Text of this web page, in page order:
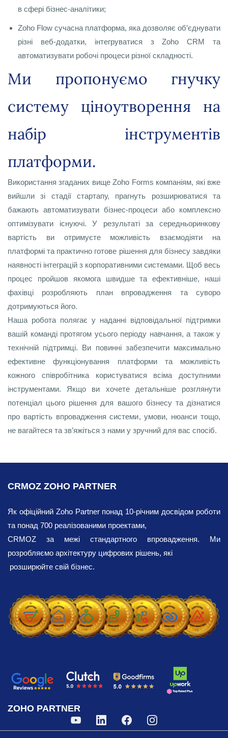
в сфері бізнес-аналітики;
Zoho Flow сучасна платформа, яка дозволяє об’єднувати
різні веб-додатки, інтегруватися з Zoho CRM та
автоматизувати робочі процеси різної складності.
Ми пропонуємо гнучку
систему ціноутворення на
набір інструментів
платформи.
Використання згаданих вище Zoho Forms компаніям, які вже
вийшли зі стадії стартапу, прагнуть розширюватися та
бажають автоматизувати бізнес-процеси або комплексно
оптимізувати існуючі. У результаті за середньоринкову
вартість ви отримуєте можливість взаємодіяти на
платформі та практично готове рішення для бізнесу завдяки
наявності інтеграцій з корпоративними системами. Щоб весь
процес пройшов якомога швидше та ефективніше, наші
фахівці розробляють план впровадження та суворо
дотримуються його.
Наша робота полягає у наданні відповідальної підтримки
вашій команді протягом усього періоду навчання, а також у
технічній підтримці. Ви повинні забезпечити максимально
ефективне функціонування платформи та можливість
кожного співробітника користуватися всіма доступними
інструментами. Якщо ви хочете детальніше розглянути
потенціал цього рішення для вашого бізнесу та дізнатися
про вартість впровадження системи, умови, нюанси тощо,
не вагайтеся та зв’яжіться з нами у зручний для вас спосіб.
CRMOZ ZOHO PARTNER
Як офіційний Zoho Partner понад 10-річним досвідом роботи
та понад 700 реалізованими проектами,
CRMOZ за межі стандартного впровадження. Ми
розробляємо архітектуру цифрових рішень, які
розширюйте свій бізнес.
ZOHO PARTNER